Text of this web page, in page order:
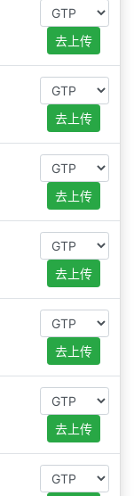
去上传
去上传
去上传
去上传
去上传
去上传